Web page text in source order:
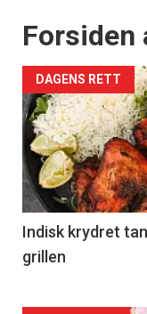
Forsiden
DAGENS RETT
Indisk krydret
grillen